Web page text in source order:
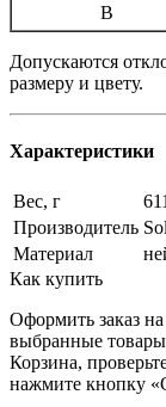
B
Допускаются
размеру и цвету.
Характеристики
Вес, г
Производитель
Материал
Как купить
Оформить заказ
выбранные товары
Корзина,
нажмите кнопку